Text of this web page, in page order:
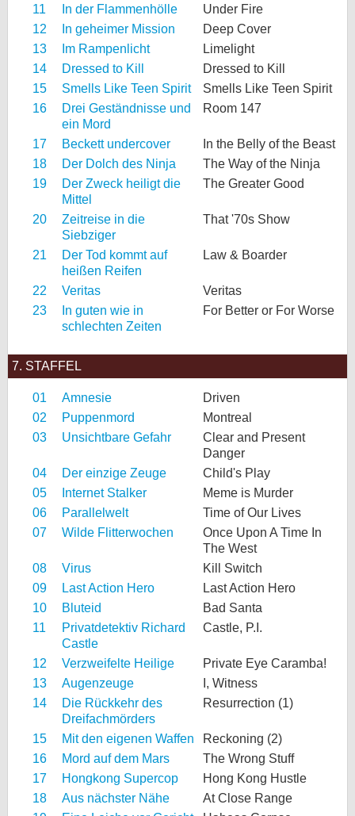
11
In der Flammenhölle
Under Fire
12
In geheimer Mission
Deep Cover
13
Im Rampenlicht
Limelight
14
Dressed to Kill
Dressed to Kill
15
Smells Like Teen Spirit
Smells Like Teen Spirit
16
Drei Geständnisse und
ein Mord
Room 147
17 Beckett undercover
In the Belly of the Beast
18
Der Dolch des Ninja
The Way of the Ninja
19
Der Zweck heiligt die
Mittel
The Greater Good
20
Zeitreise in die
Siebziger
That '70s Show
21
Der Tod kommt auf
heißen Reifen
Law & Boarder
22 Veritas
Veritas
23
In guten wie in
schlechten Zeiten
For Better or For Worse
7. STAFFEL
01 Amnesie
Driven
02
Puppenmord
Montreal
03
Unsichtbare Gefahr
Clear and Present
Danger
04
Der einzige Zeuge
Child's Play
05
Internet Stalker
Meme is Murder
06
Parallelwelt
Time of Our Lives
07
Wilde Flitterwochen
Once Upon A Time In
The West
08
Virus
Kill Switch
09
Last Action Hero
Last Action Hero
10
Bluteid
Bad Santa
11
Privatdetektiv Richard
Castle
Castle, P.I.
12 Verzweifelte Heilige
Private Eye Caramba!
13
Augenzeuge
I, Witness
14
Die Rückkehr des
Dreifachmörders
Resurrection (1)
15 Mit den eigenen Waffen
Reckoning (2)
16
Mord auf dem Mars
The Wrong Stuff
17
Hongkong Supercop
Hong Kong Hustle
18
Aus nächster Nähe
At Close Range